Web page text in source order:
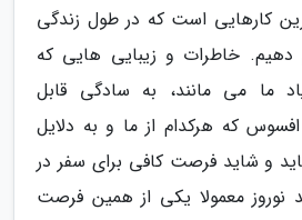
کارهایی است که در طول زندگی
دهیم. خاطرات و زیبایی هایی که
ما می مانند، به سادگی قابل
که هرکدام از ما و به دلایل
و شاید فرصت کافی برای سفر در
نوروز معمولا یکی از همین فرصت